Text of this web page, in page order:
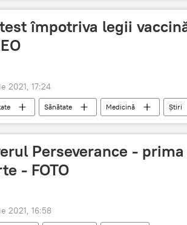
împotriva legii
2021, 17:24
Sănătate Medicină Știri
Perseverance -
- FOTO
2021, 16:58